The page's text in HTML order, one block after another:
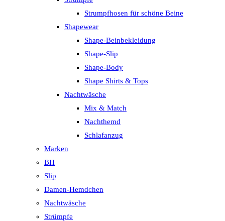
Strumpfhosen für schöne Beine
Shapewear
Shape-Beinbekleidung
Shape-Slip
Shape-Body
Shape Shirts & Tops
Nachtwäsche
Mix & Match
Nachthemd
Schlafanzug
Marken
BH
Slip
Damen-Hemdchen
Nachtwäsche
Strümpfe